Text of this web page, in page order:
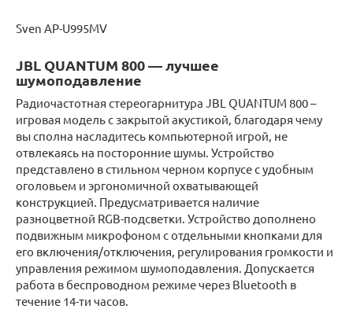
Sven AP-U995MV
JBL QUANTUM 800 — лучшее
шумоподавление
Радиочастотная стереогарнитура JBL QUANTUM 800 –
игровая модель с закрытой акустикой, благодаря чему
вы сполна насладитесь компьютерной игрой, не
отвлекаясь на посторонние шумы. Устройство
представлено в стильном черном корпусе с удобным
оголовьем и эргономичной охватывающей
конструкцией. Предусматривается наличие
разноцветной RGB-подсветки. Устройство дополнено
подвижным микрофоном с отдельными кнопками для
его включения/отключения, регулирования громкости и
управления режимом шумоподавления. Допускается
работа в беспроводном режиме через Bluetooth в
течение 14-ти часов.